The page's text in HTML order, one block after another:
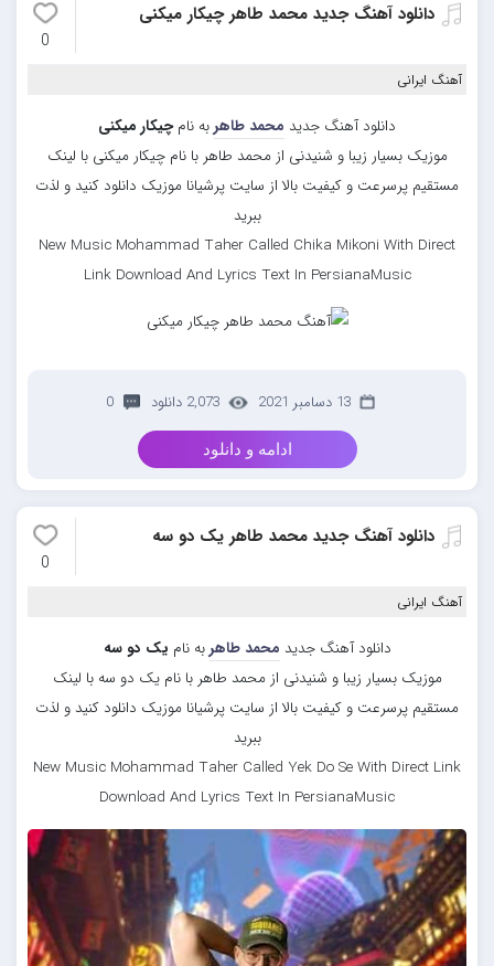
دانلود آهنگ جدید محمد طاهر چیکار میکنی
0
آهنگ ایرانی
دانلود آهنگ جدید محمد طاهربه نامچیکار میکنی
موزیک بسیار زیبا و شنیدنی از محمد طاهر با نام چیکار میکنی با لینک
مستقیم پرسرعت و کیفیت بالا از سایت پرشیانا موزیک دانلود کنید و لذت
ببرید
New Music Mohammad Taher Called Chika Mikoni With Direct
Link Download And Lyrics Text In PersianaMusic
13 دسامبر 2021 2,073 دانلود 0
ادامه و دانلود
دانلود آهنگ جدید محمد طاهر یک دو سه
0
آهنگ ایرانی
دانلود آهنگ جدید محمد طاهربه نام یک دو سه
موزیک بسیار زیبا و شنیدنی از محمد طاهر با نام یک دو سه با لینک
مستقیم پرسرعت و کیفیت بالا از سایت پرشیانا موزیک دانلود کنید و لذت
ببرید
New Music Mohammad Taher Called Yek Do Se With Direct Link
Download And Lyrics Text In PersianaMusic